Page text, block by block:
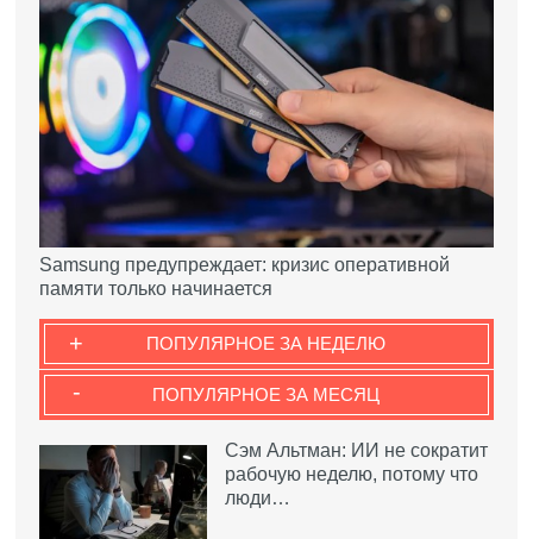
Samsung предупреждает: кризис оперативной
памяти только начинается
ПОПУЛЯРНОЕ ЗА НЕДЕЛЮ
+
ПОПУЛЯРНОЕ ЗА МЕСЯЦ
-
Сэм Альтман: ИИ не сократит
рабочую неделю, потому что
люди…